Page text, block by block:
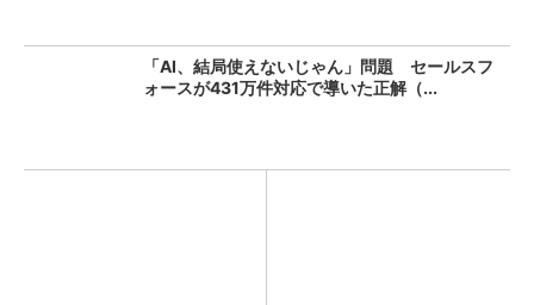
「AI、結局使えないじゃん」問題 セールスフ
ォースが431万件対応で導いた正解（...